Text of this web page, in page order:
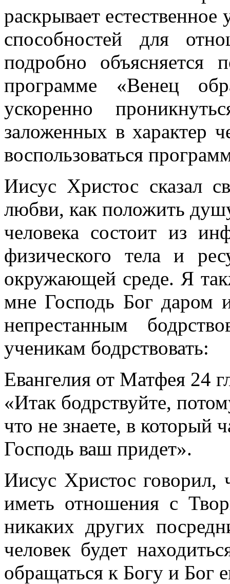
раскрывает
способностей для
подробно объясняется
программе «Венец
ускоренно
заложенных в характер
воспользоваться
Иисус Христос сказал
любви, как положить
человека состоит из
физического тела и
окружающей среде. Я
мне Господь Бог даром
непрестанным
ученикам бодрствовать:
Евангелия от Матфея 24
«Итак бодрствуйте,
что не знаете, в который
Господь ваш придет».
Иисус Христос говорил,
иметь отношения с
никаких других
человек будет
обращаться к Богу и Бог